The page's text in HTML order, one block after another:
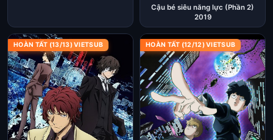
Cậu bé siêu năng lực (Phần 2)
2019
HOÀN TẤT (13/13) VIETSUB HOÀN TẤT (12/12) VIETSUB